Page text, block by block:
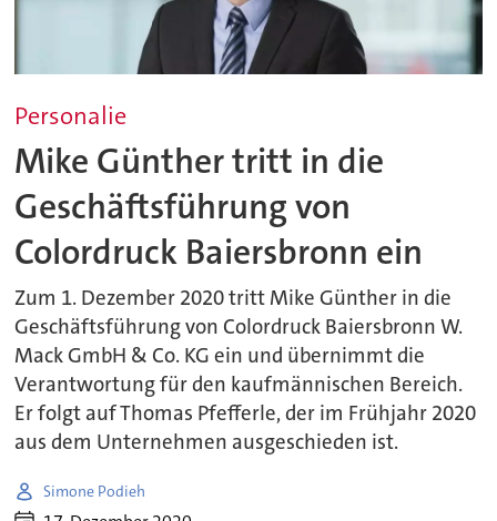
Personalie
Mike Günther tritt in die
Geschäftsführung von
Colordruck Baiersbronn ein
Zum 1. Dezember 2020 tritt Mike Günther in die
Geschäftsführung von Colordruck Baiersbronn W.
Mack GmbH & Co. KG ein und übernimmt die
Verantwortung für den kaufmännischen Bereich.
Er folgt auf Thomas Pfefferle, der im Frühjahr 2020
aus dem Unternehmen ausgeschieden ist.
Simone Podieh